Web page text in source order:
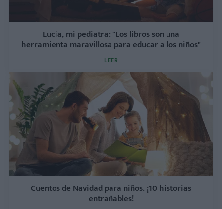
Lucía, mi pediatra: "Los libros son una
herramienta maravillosa para educar a los niños"
LEER
Cuentos de Navidad para niños. ¡10 historias
entrañables!